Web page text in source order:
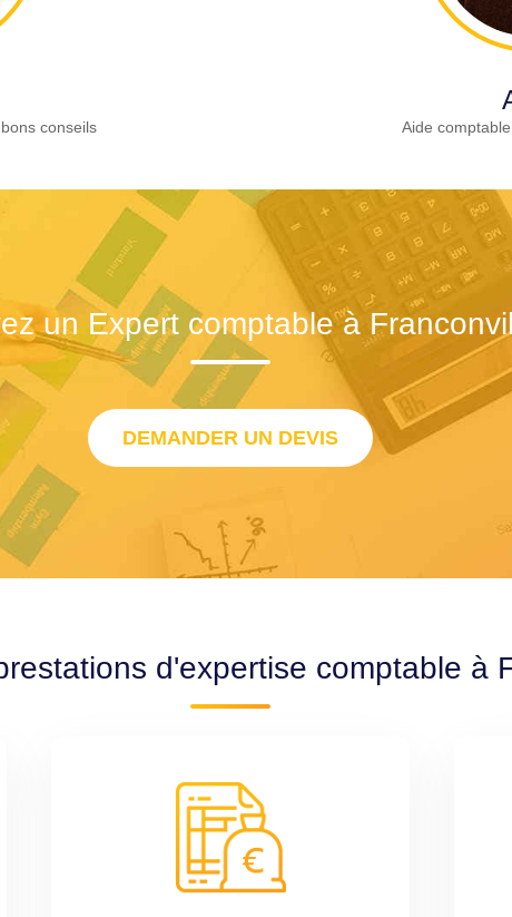
conseils Aide
un Expert comptable à
DEMANDER UN DEVIS
d'expertise comptable à